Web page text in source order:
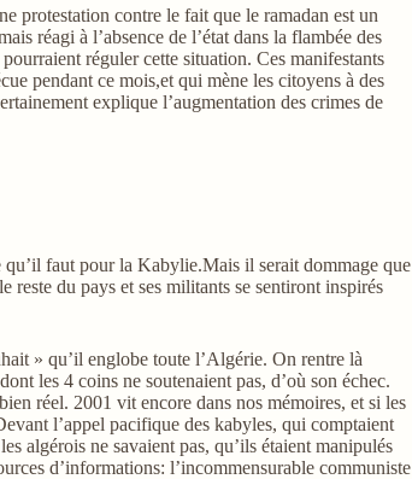
protestation contre le fait que le ramadan est un
réagi à l’absence de l’état dans la flambée des
réguler cette situation. Ces manifestants
pendant ce mois,et qui mène les citoyens à des
explique l’augmentation des crimes de
qu’il faut pour la Kabylie.Mais il serait dommage que
reste du pays et ses militants se sentiront inspirés
» qu’il englobe toute l’Algérie. On rentre là
les 4 coins ne soutenaient pas, d’où son échec.
réel. 2001 vit encore dans nos mémoires, et si les
l’appel pacifique des kabyles, qui comptaient
algérois ne savaient pas, qu’ils étaient manipulés
d’informations: l’incommensurable communiste